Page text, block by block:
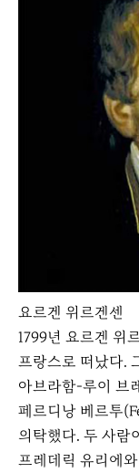
요르겐 위르겐센
1799년 요르겐 위
프랑스로 떠났다.
아브라함-루이 브
페르디낭 베르투
의탁했다. 두 사람
프레데릭 유리에